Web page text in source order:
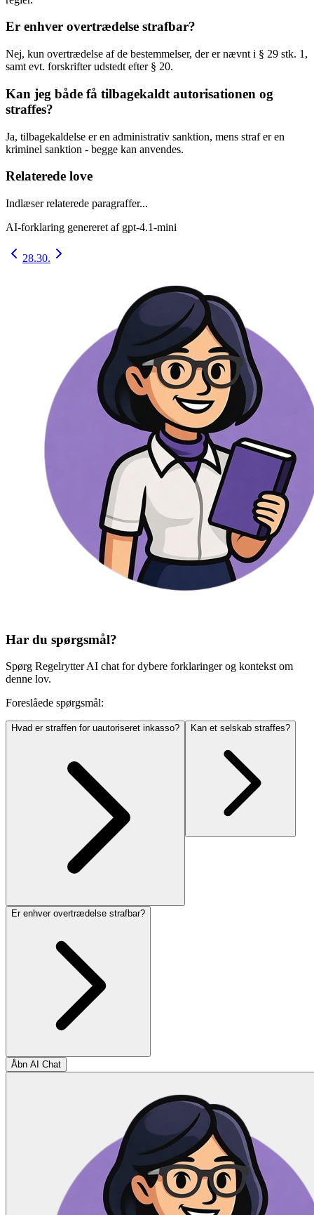
Er enhver overtrædelse strafbar?
Nej, kun overtrædelse af de bestemmelser, der er nævnt i § 29 stk. 1,
samt evt. forskrifter udstedt efter § 20.
Kan jeg både få tilbagekaldt autorisationen og
straffes?
Ja, tilbagekaldelse er en administrativ sanktion, mens straf er en
kriminel sanktion - begge kan anvendes.
Relaterede love
Indlæser relaterede paragraffer...
AI-forklaring genereret af gpt-4.1-mini
28.30.
Har du spørgsmål?
Spørg Regelrytter AI chat for dybere forklaringer og kontekst om
denne lov.
Foreslåede spørgsmål:
Hvad er straffen for uautoriseret inkasso? Kan et selskab straffes?
Er enhver overtrædelse strafbar?
Åbn AI Chat